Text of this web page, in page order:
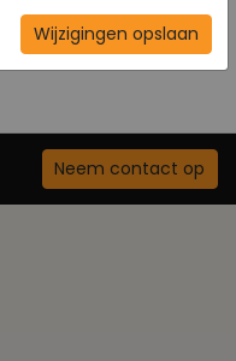
Neem contact op
Wijzigingen opslaan